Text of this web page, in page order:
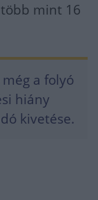
mint 16
a folyó
hiány
kivetése.